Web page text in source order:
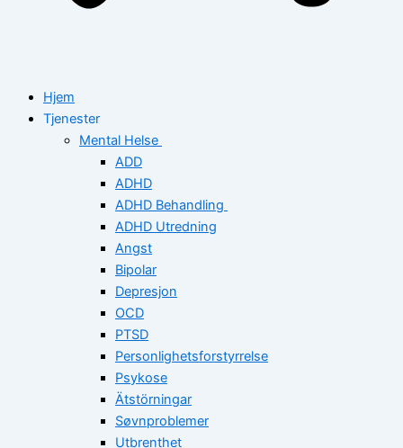
Hjem
Tjenester
Mental Helse
ADD
ADHD
ADHD Behandling
ADHD Utredning
Angst
Bipolar
Depresjon
OCD
PTSD
Personlighetsforstyrrelse
Psykose
Ätstörningar
Søvnproblemer
Utbrenthet